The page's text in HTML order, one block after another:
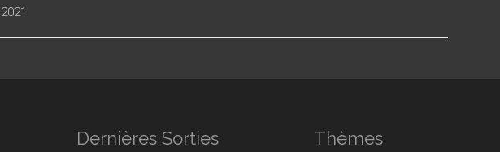
2021
Dernières Sorties Thèmes